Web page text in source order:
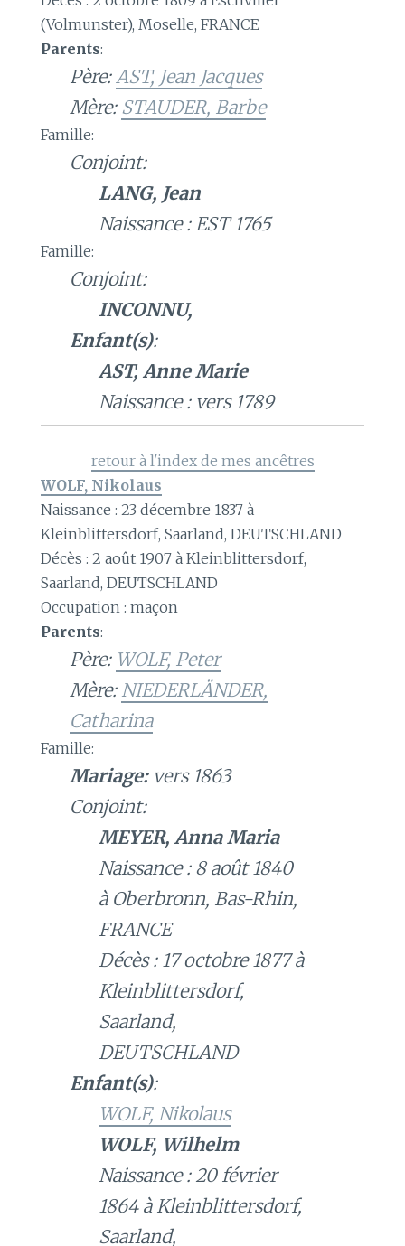
(Volmunster), Moselle, FRANCE
Parents:
Père:AST, Jean Jacques
Mère: STAUDER, Barbe
Famille:
Conjoint:
LANG, Jean
Naissance : EST 1765
Famille:
Conjoint:
INCONNU,
Enfant(s):
AST, Anne Marie
Naissance : vers 1789
retour à l'index de mes ancêtres
WOLF, Nikolaus
Naissance : 23 décembre 1837 à
Kleinblittersdorf, Saarland, DEUTSCHLAND
Décès : 2 août 1907 à Kleinblittersdorf,
Saarland, DEUTSCHLAND
Occupation : maçon
Parents:
Père: WOLF, Peter
Mère: NIEDERLÄNDER,
Catharina
Famille:
Mariage:vers 1863
Conjoint:
MEYER, Anna Maria
Naissance : 8 août 1840
à Oberbronn, Bas-Rhin,
FRANCE
Décès : 17 octobre 1877 à
Kleinblittersdorf,
Saarland,
DEUTSCHLAND
Enfant(s):
WOLF, Nikolaus
WOLF, Wilhelm
Naissance : 20 février
1864 à Kleinblittersdorf,
Saarland,